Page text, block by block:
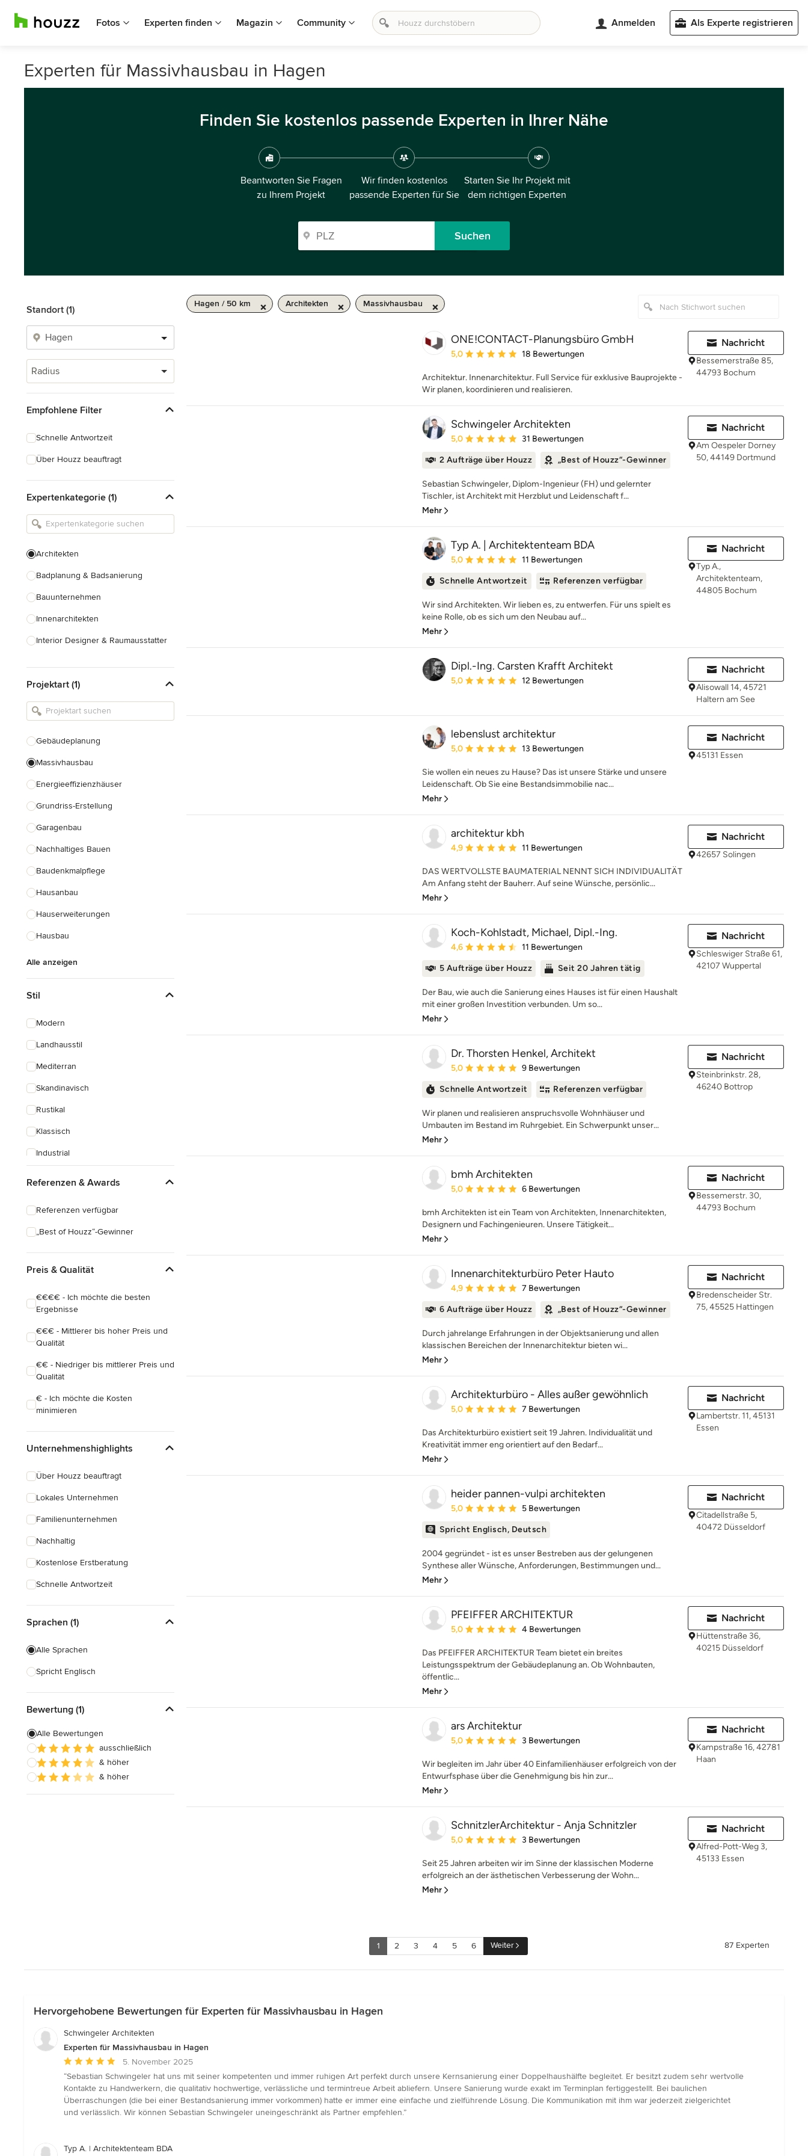
Fotos Experten finden Magazin Community Anmelden Als Experte registrieren
Experten für Massivhausbau in Hagen
Finden Sie kostenlos passende Experten in Ihrer Nähe
Beantworten Sie Fragen
zu Ihrem Projekt
Wir finden kostenlos
passende Experten für Sie
Starten Sie Ihr Projekt mit
dem richtigen Experten
Suchen
Standort (1)
Radius
Empfohlene Filter
Schnelle Antwortzeit
Über Houzz beauftragt
Expertenkategorie (1)
Architekten
Badplanung & Badsanierung
Bauunternehmen
Innenarchitekten
Interior Designer & Raumausstatter
Landschaftsarchitekten
Armaturen & Sanitärbedarf
Einbauschränke
Projektart (1)
Gebäudeplanung
Massivhausbau
Energieeffizienzhäuser
Grundriss-Erstellung
Garagenbau
Nachhaltiges Bauen
Baudenkmalpflege
Hausanbau
Hauserweiterungen
Hausbau
Alle anzeigen
Stil
Modern
Landhausstil
Mediterran
Skandinavisch
Rustikal
Klassisch
Industrial
Referenzen & Awards
Referenzen verfügbar
„Best of Houzz“-Gewinner
Preis & Qualität
€€€€ - Ich möchte die besten
Ergebnisse
€€€ - Mittlerer bis hoher Preis und
Qualität
€€ - Niedriger bis mittlerer Preis und
Qualität
€ - Ich möchte die Kosten
minimieren
Unternehmenshighlights
Über Houzz beauftragt
Lokales Unternehmen
Familienunternehmen
Nachhaltig
Kostenlose Erstberatung
Schnelle Antwortzeit
Sprachen (1)
Alle Sprachen
Spricht Englisch
Bewertung (1)
Alle Bewertungen
ausschließlich
& höher
& höher
Hagen / 50 km Architekten Massivhausbau
ONE!CONTACT-Planungsbüro GmbH
Durchschnittliche Bewertung: 5 von 5 Sternen
5,0 18 Bewertungen
Architektur. Innenarchitektur. Full Service für exklusive Bauprojekte -
Wir planen, koordinieren und realisieren.
Nachricht
Bessemerstraße 85,
44793 Bochum
Schwingeler Architekten
Durchschnittliche Bewertung: 5 von 5 Sternen
5,0 31 Bewertungen
2 Aufträge über Houzz „Best of Houzz“-Gewinner
Sebastian Schwingeler, Diplom-Ingenieur (FH) und gelernter
Tischler, ist Architekt mit Herzblut und Leidenschaft f...
Mehr
Nachricht
Am Oespeler Dorney
50, 44149 Dortmund
Typ A. | Architektenteam BDA
Durchschnittliche Bewertung: 5 von 5 Sternen
5,0 11 Bewertungen
Schnelle Antwortzeit Referenzen verfügbar
Wir sind Architekten. Wir lieben es, zu entwerfen. Für uns spielt es
keine Rolle, ob es sich um den Neubau auf...
Mehr
Nachricht
Typ A.,
Architektenteam,
44805 Bochum
Dipl.-Ing. Carsten Krafft Architekt
Durchschnittliche Bewertung: 5 von 5 Sternen
5,0 12 Bewertungen
Nachricht
Alisowall 14, 45721
Haltern am See
lebenslust architektur
Durchschnittliche Bewertung: 5 von 5 Sternen
5,0 13 Bewertungen
Sie wollen ein neues zu Hause? Das ist unsere Stärke und unsere
Leidenschaft. Ob Sie eine Bestandsimmobilie nac...
Mehr
Nachricht
45131 Essen
architektur kbh
Durchschnittliche Bewertung: 4.9 von 5 Sternen
4,9 11 Bewertungen
DAS WERTVOLLSTE BAUMATERIAL NENNT SICH INDIVIDUALITÄT
Am Anfang steht der Bauherr. Auf seine Wünsche, persönlic...
Mehr
Nachricht
42657 Solingen
Koch-Kohlstadt, Michael, Dipl.-Ing.
Durchschnittliche Bewertung: 4.6 von 5 Sternen
4,6 11 Bewertungen
5 Aufträge über Houzz Seit 20 Jahren tätig
Der Bau, wie auch die Sanierung eines Hauses ist für einen Haushalt
mit einer großen Investition verbunden. Um so...
Mehr
Nachricht
Schleswiger Straße 61,
42107 Wuppertal
Dr. Thorsten Henkel, Architekt
Durchschnittliche Bewertung: 5 von 5 Sternen
5,0 9 Bewertungen
Schnelle Antwortzeit Referenzen verfügbar
Wir planen und realisieren anspruchsvolle Wohnhäuser und
Umbauten im Bestand im Ruhrgebiet. Ein Schwerpunkt unser...
Mehr
Nachricht
Steinbrinkstr. 28,
46240 Bottrop
bmh Architekten
Durchschnittliche Bewertung: 5 von 5 Sternen
5,0 6 Bewertungen
bmh Architekten ist ein Team von Architekten, Innenarchitekten,
Designern und Fachingenieuren. Unsere Tätigkeit...
Mehr
Nachricht
Bessemerstr. 30,
44793 Bochum
Innenarchitekturbüro Peter Hauto
Durchschnittliche Bewertung: 4.9 von 5 Sternen
4,9 7 Bewertungen
6 Aufträge über Houzz „Best of Houzz“-Gewinner
Durch jahrelange Erfahrungen in der Objektsanierung und allen
klassischen Bereichen der Innenarchitektur bieten wi...
Mehr
Nachricht
Bredenscheider Str.
75, 45525 Hattingen
Architekturbüro - Alles außer gewöhnlich
Durchschnittliche Bewertung: 5 von 5 Sternen
5,0 7 Bewertungen
Das Architekturbüro existiert seit 19 Jahren. Individualität und
Kreativität immer eng orientiert auf den Bedarf...
Mehr
Nachricht
Lambertstr. 11, 45131
Essen
heider pannen-vulpi architekten
Durchschnittliche Bewertung: 5 von 5 Sternen
5,0 5 Bewertungen
Spricht Englisch, Deutsch
2004 gegründet - ist es unser Bestreben aus der gelungenen
Synthese aller Wünsche, Anforderungen, Bestimmungen und...
Mehr
Nachricht
Citadellstraße 5,
40472 Düsseldorf
PFEIFFER ARCHITEKTUR
Durchschnittliche Bewertung: 5 von 5 Sternen
5,0 4 Bewertungen
Das PFEIFFER ARCHITEKTUR Team bietet ein breites
Leistungsspektrum der Gebäudeplanung an. Ob Wohnbauten,
öffentlic...
Mehr
Nachricht
Hüttenstraße 36,
40215 Düsseldorf
ars Architektur
Durchschnittliche Bewertung: 5 von 5 Sternen
5,0 3 Bewertungen
Wir begleiten im Jahr über 40 Einfamilienhäuser erfolgreich von der
Entwurfsphase über die Genehmigung bis hin zur...
Mehr
Nachricht
Kampstraße 16, 42781
Haan
SchnitzlerArchitektur - Anja Schnitzler
Durchschnittliche Bewertung: 5 von 5 Sternen
5,0 3 Bewertungen
Seit 25 Jahren arbeiten wir im Sinne der klassischen Moderne
erfolgreich an der ästhetischen Verbesserung der Wohn...
Mehr
Nachricht
Alfred-Pott-Weg 3,
45133 Essen
1 2 3 4 5 6 Weiter 87 Experten
Hervorgehobene Bewertungen für Experten für Massivhausbau in Hagen
Schwingeler Architekten
Experten für Massivhausbau in Hagen
Durchschnittliche
Bewertung:
5
von
5
5. November 2025
“Sebastian Schwingeler hat uns mit seiner kompetenten und immer ruhigen Art perfekt durch unsere Kernsanierung einer Doppelhaushälfte begleitet. Er besitzt zudem sehr wertvolle
Kontakte zu Handwerkern, die qualitativ hochwertige, verlässliche und termintreue Arbeit abliefern. Unsere Sanierung wurde exakt im Terminplan fertiggestellt. Bei baulichen
Überraschungen (die bei einer Bestandsanierung immer vorkommen) hatte er immer eine einfache und zielführende Lösung. Die Kommunikation mit ihm war jederzeit zielgerichtet
und verlässlich. Wir können Sebastian Schwingeler uneingeschränkt als Partner empfehlen.”
Typ A. | Architektenteam BDA